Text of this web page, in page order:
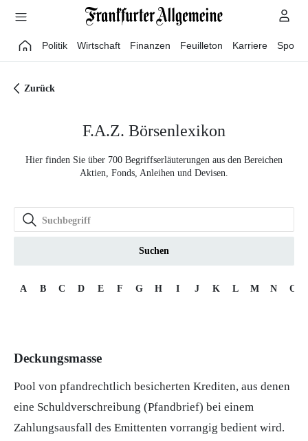
Direkt zum Hauptinhalt
Politik Wirtschaft Finanzen Feuilleton Karriere Sport
Zurück
F.A.Z. Börsenlexikon
Hier finden Sie über 700 Begriffserläuterungen aus den Bereichen
Aktien, Fonds, Anleihen und Devisen.
Suchen
A B C D E F G H I J K L M N O
Deckungsmasse
Pool von pfandrechtlich besicherten Krediten, aus denen
eine Schuldverschreibung (Pfandbrief) bei einem
Zahlungsausfall des Emittenten vorrangig bedient wird.